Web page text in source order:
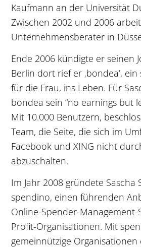
Kaufmann an der Universität
Zwischen 2002 und 2006
Unternehmensberater in
Ende 2006 kündigte er seinen
Berlin dort rief er ‚bondea‘,
für die Frau, ins Leben. Für
bondea sein “no earnings but
Mit 10.000 Benutzern,
Team, die Seite, die sich im
Facebook und XING nicht
abzuschalten.
Im Jahr 2008 gründete Sascha
spendino, einen führenden
Online-Spender-
Profit-Organisationen. Mit
gemeinnützige